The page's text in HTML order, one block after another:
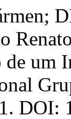
um
DOI: